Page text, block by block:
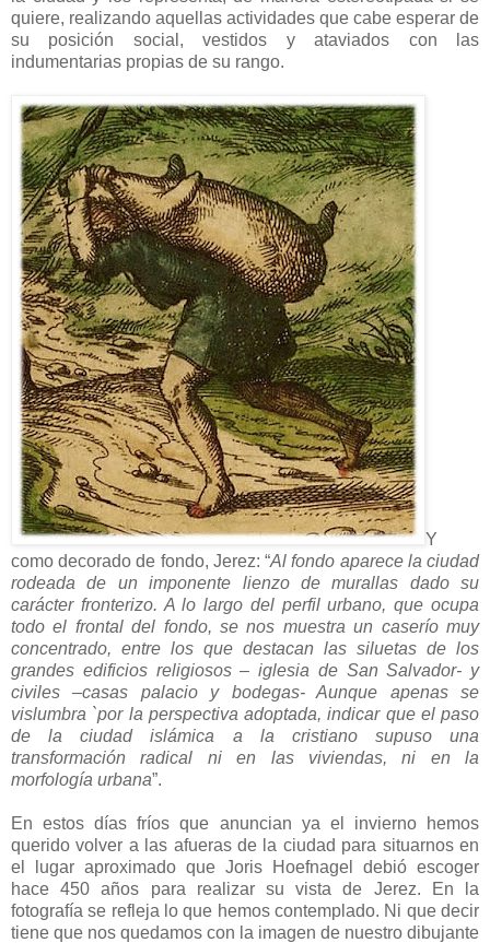
quiere, realizando aquellas actividades que cabe esperar de
su posición social, vestidos y ataviados con las
indumentarias propias de su rango.
Y
como decorado de fondo, Jerez: “Al fondo aparece la ciudad
rodeada de un imponente lienzo de murallas dado su
carácter fronterizo. A lo largo del perfil urbano, que ocupa
todo el frontal del fondo, se nos muestra un caserío muy
concentrado, entre los que destacan las siluetas de los
grandes edificios religiosos – iglesia de San Salvador- y
civiles –casas palacio y bodegas- Aunque apenas se
vislumbra `por la perspectiva adoptada, indicar que el paso
de la ciudad islámica a la cristiano supuso una
transformación radical ni en las viviendas, ni en la
morfología urbana”.
En estos días fríos que anuncian ya el invierno hemos
querido volver a las afueras de la ciudad para situarnos en
el lugar aproximado que Joris Hoefnagel debió escoger
hace 450 años para realizar su vista de Jerez. En la
fotografía se refleja lo que hemos contemplado. Ni que decir
tiene que nos quedamos con la imagen de nuestro dibujante